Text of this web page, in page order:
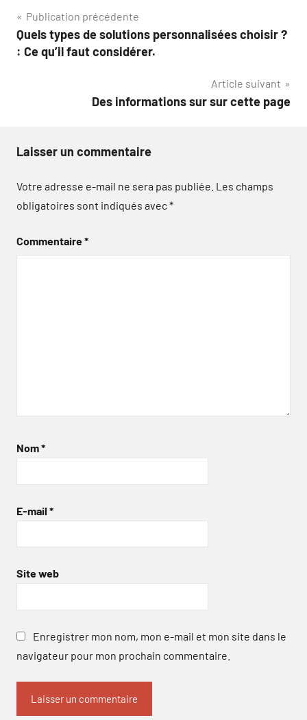
Navigation
de
Publication précédente
Quels types de solutions personnalisées choisir ?
: Ce qu’il faut considérer.
Article suivant
Des informations sur sur cette page
Laisser un commentaire
Votre adresse e-mail ne sera pas publiée. Les champs
obligatoires sont indiqués avec*
Commentaire*
Nom*
E-mail *
Site web
Enregistrer mon nom, mon e-mail et mon site dans le
navigateur pour mon prochain commentaire.